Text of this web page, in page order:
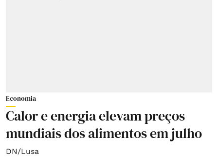
Economia
Calor e energia elevam preços
mundiais dos alimentos em julho
DN/Lusa